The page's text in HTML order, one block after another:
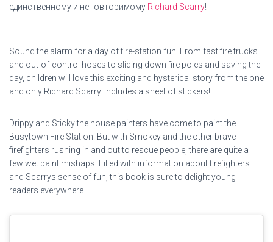
единственному и неповторимому Richard Scarry!
Sound the alarm for a day of fire-station fun! From fast fire trucks
and out-of-control hoses to sliding down fire poles and saving the
day, children will love this exciting and hysterical story from the one
and only Richard Scarry. Includes a sheet of stickers!
Drippy and Sticky the house painters have come to paint the
Busytown Fire Station. But with Smokey and the other brave
firefighters rushing in and out to rescue people, there are quite a
few wet paint mishaps! Filled with information about firefighters
and Scarrys sense of fun, this book is sure to delight young
readers everywhere.